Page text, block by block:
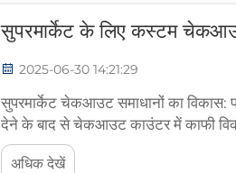
सुपरमार्केट के लिए कस्टम
2025-06-30 14:21:29
सुपरमार्केट चेकआउट समाधानों का विकास:
देने के बाद से चेकआउट काउंटर में काफी
पुरानी पद्धति के विचार से...
अधिक देखें